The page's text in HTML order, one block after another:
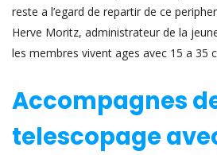
reste a l’egard de repartir de ce
Herve Moritz, administrateur de la
les membres vivent ages avec 15 a 35
Accompagnes
telescopage